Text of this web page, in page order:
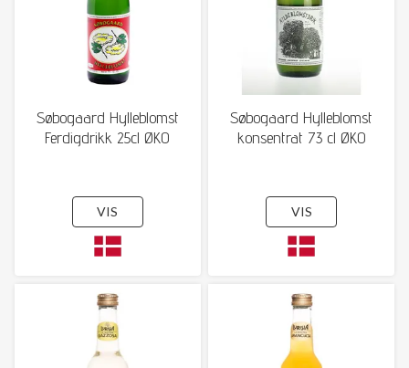
Søbogaard Hylleblomst
Ferdigdrikk 25cl ØKO
VIS
Søbogaard Hylleblomst
konsentrat 73 cl ØKO
VIS